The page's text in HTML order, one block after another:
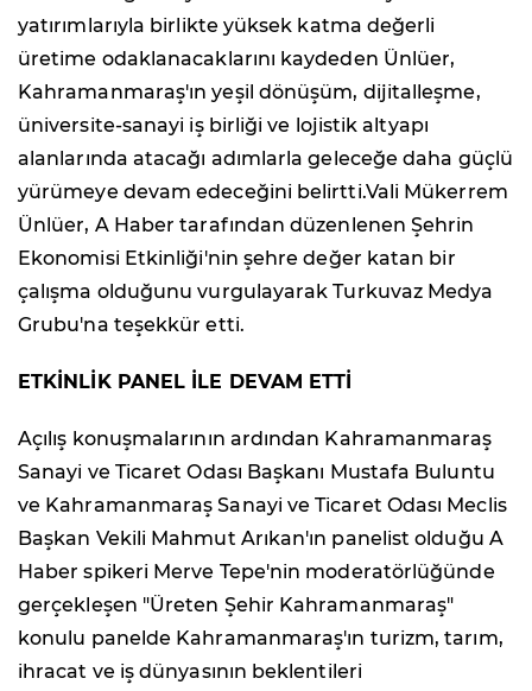
yatırımlarıyla birlikte yüksek katma değerli
üretime odaklanacaklarını kaydeden Ünlüer,
Kahramanmaraş'ın yeşil dönüşüm, dijitalleşme,
üniversite-sanayi iş birliği ve lojistik altyapı
alanlarında atacağı adımlarla geleceğe daha güçlü
yürümeye devam edeceğini belirtti.Vali Mükerrem
Ünlüer, A Haber tarafından düzenlenen Şehrin
Ekonomisi Etkinliği'nin şehre değer katan bir
çalışma olduğunu vurgulayarak Turkuvaz Medya
Grubu'na teşekkür etti.
ETKİNLİK PANEL İLE DEVAM ETTİ
Açılış konuşmalarının ardından Kahramanmaraş
Sanayi ve Ticaret Odası Başkanı Mustafa Buluntu
ve Kahramanmaraş Sanayi ve Ticaret Odası Meclis
Başkan Vekili Mahmut Arıkan'ın panelist olduğu A
Haber spikeri Merve Tepe'nin moderatörlüğünde
gerçekleşen "Üreten Şehir Kahramanmaraş"
konulu panelde Kahramanmaraş'ın turizm, tarım,
ihracat ve iş dünyasının beklentileri